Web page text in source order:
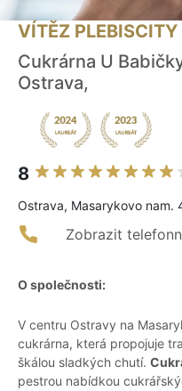
VÍTĚZ PLEBISCITY
Cukrárna U
Ostrava,
8
Ostrava, Masarykovo nam.
Zobrazit
O společnosti:
V centru Ostravy na
cukrárna, která propojuje
škálou sladkých chutí.
pestrou nabídkou